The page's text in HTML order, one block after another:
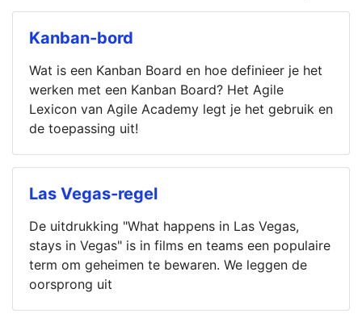
Kanban-bord
Wat is een Kanban Board en hoe definieer je het
werken met een Kanban Board? Het Agile
Lexicon van Agile Academy legt je het gebruik en
de toepassing uit!
Las Vegas-regel
De uitdrukking "What happens in Las Vegas,
stays in Vegas" is in films en teams een populaire
term om geheimen te bewaren. We leggen de
oorsprong uit